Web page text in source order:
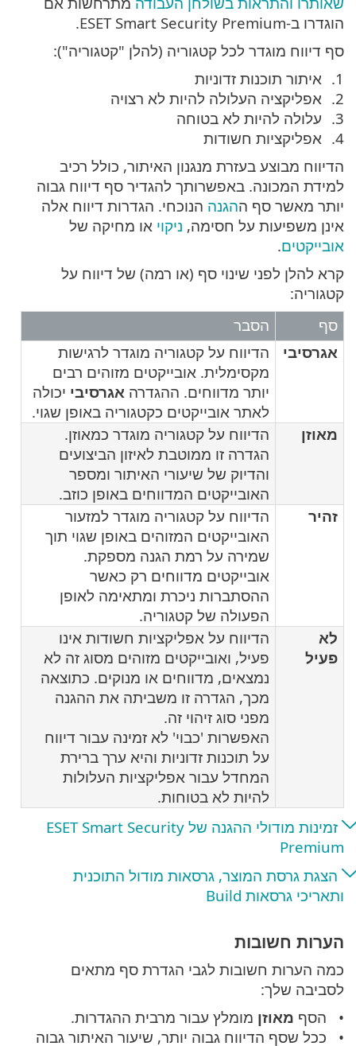
הוגדרו ב-ESET Smart Security Premium.
סף דיווח מוגדר לכל קטגוריה (להלן "קטגוריה"):
איתור תוכנות זדוניות
אפליקציה העלולה להיות לא רצויה
עלולה להיות לא בטוחה
אפליקציות חשודות
הדיווח מבוצע בעזרת מנגנון האיתור, כולל רכיב
למידת המכונה. באפשרותך להגדיר סף דיווח גבוה
יותר מאשר סף ההגנה הנוכחי. הגדרות דיווח אלה
אינן משפיעות על חסימה, ניקוי או מחיקה של
אובייקטים.
קרא להלן לפני שינוי סף (או רמה) של דיווח על
קטגוריה:
סף
הסבר
אגרסיבי
הדיווח על קטגוריה מוגדר לרגישות
מקסימלית. אובייקטים מזוהים רבים
יותר מדווחים. ההגדרה אגרסיבי יכולה
לאתר אובייקטים כקטגוריה באופן שגוי.
מאוזן
הדיווח על קטגוריה מוגדר כמאוזן.
הגדרה זו ממוטבת לאיזון הביצועים
והדיוק של שיעורי האיתור ומספר
האובייקטים המדווחים באופן כוזב.
זהיר
הדיווח על קטגוריה מוגדר למזעור
האובייקטים המזוהים באופן שגוי תוך
שמירה על רמת הגנה מספקת.
אובייקטים מדווחים רק כאשר
ההסתברות ניכרת ומתאימה לאופן
הפעולה של קטגוריה.
לא
פעיל
הדיווח על אפליקציות חשודות אינו
פעיל, ואובייקטים מזוהים מסוג זה לא
נמצאים, מדווחים או מנוקים. כתוצאה
מכך, הגדרה זו משביתה את ההגנה
מפני סוג זיהוי זה.
האפשרות 'כבוי' לא זמינה עבור דיווח
על תוכנות זדוניות והיא ערך ברירת
המחדל עבור אפליקציות העלולות
להיות לא בטוחות.
זמינות מודולי ההגנה של ESET Smart Security
Premium
הצגת גרסת המוצר, גרסאות מודול התוכנית
ותאריכי גרסאות Build
הערות חשובות
כמה הערות חשובות לגבי הגדרת סף מתאים
לסביבה שלך:
הסף מאוזן מומלץ עבור מרבית ההגדרות.
ככל שסף הדיווח גבוה יותר, שיעור האיתור גבוה